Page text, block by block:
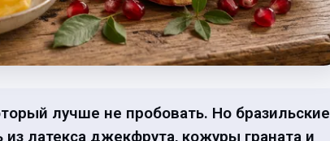
лучше не пробовать. Но бразильские
латекса джекфрута, кожуры граната и